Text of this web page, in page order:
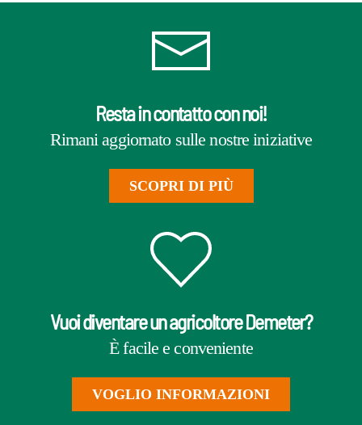
Resta in contatto con noi!
Rimani aggiornato sulle nostre iniziative
SCOPRI DI PIÙ
Vuoi diventare un agricoltore Demeter?
È facile e conveniente
VOGLIO INFORMAZIONI